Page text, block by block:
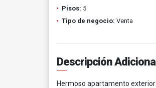
Pisos: 5
Tipo de negocio: Venta
Descripción Adicional
Hermoso apartamento